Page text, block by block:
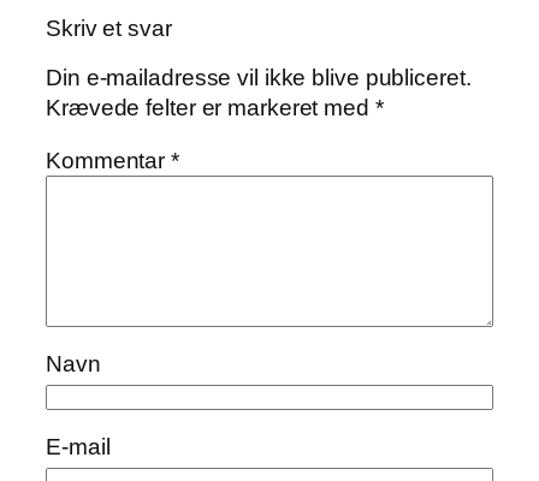
Skriv et svar
Din e-mailadresse vil ikke blive publiceret.
Krævede felter er markeret med *
Kommentar*
Navn
E-mail